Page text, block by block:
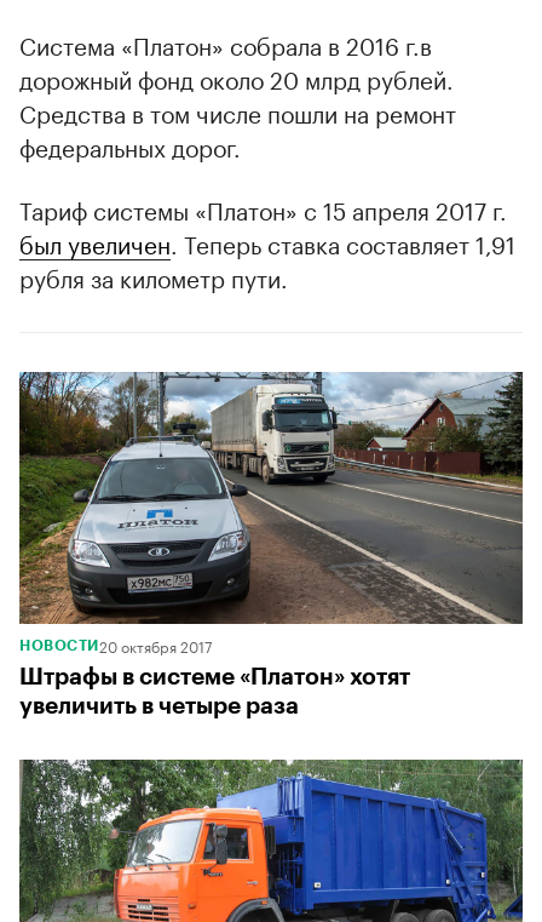
Система «Платон» собрала в 2016 г.в
дорожный фонд около 20 млрд рублей.
Средства в том числе пошли на ремонт
федеральных дорог.
Тариф системы «Платон» с 15 апреля 2017 г.
был увеличен . Теперь ставка составляет 1,91
рубля за километр пути.
НОВОСТИ 20 октября 2017
Штрафы в системе «Платон» хотят
увеличить в четыре раза